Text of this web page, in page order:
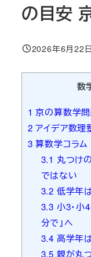
の目安
投稿日
2026年6月22日
数
1 京の算数学
2 アイデア数理
3 算数学コラム
3.1 丸つけ
ではない
3.2 低学年
3.3 小3・小
分で」へ
3.4 高学年
3.5 親が丸